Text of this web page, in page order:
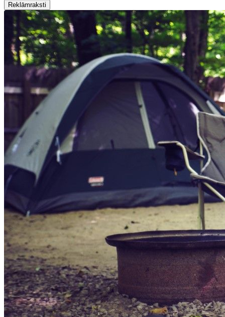
Reklāmraksti